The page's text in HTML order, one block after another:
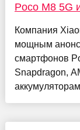
Poco M8 5G
Компания
мощным
смартфонов
Snapdragon,